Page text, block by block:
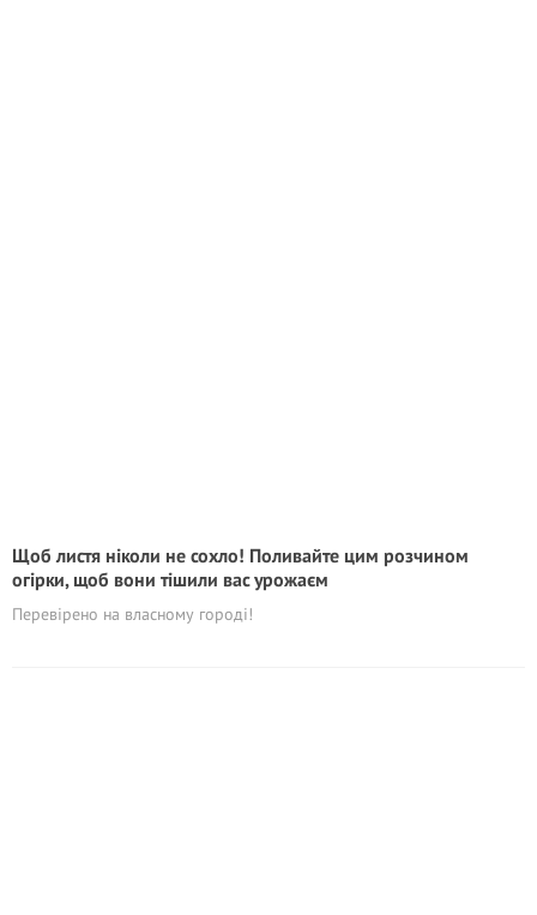
Щоб листя ніколи не сохло! Поливайте цим розчином
огірки, щоб вони тішили вас урожаєм
Перевірено на власному городі!